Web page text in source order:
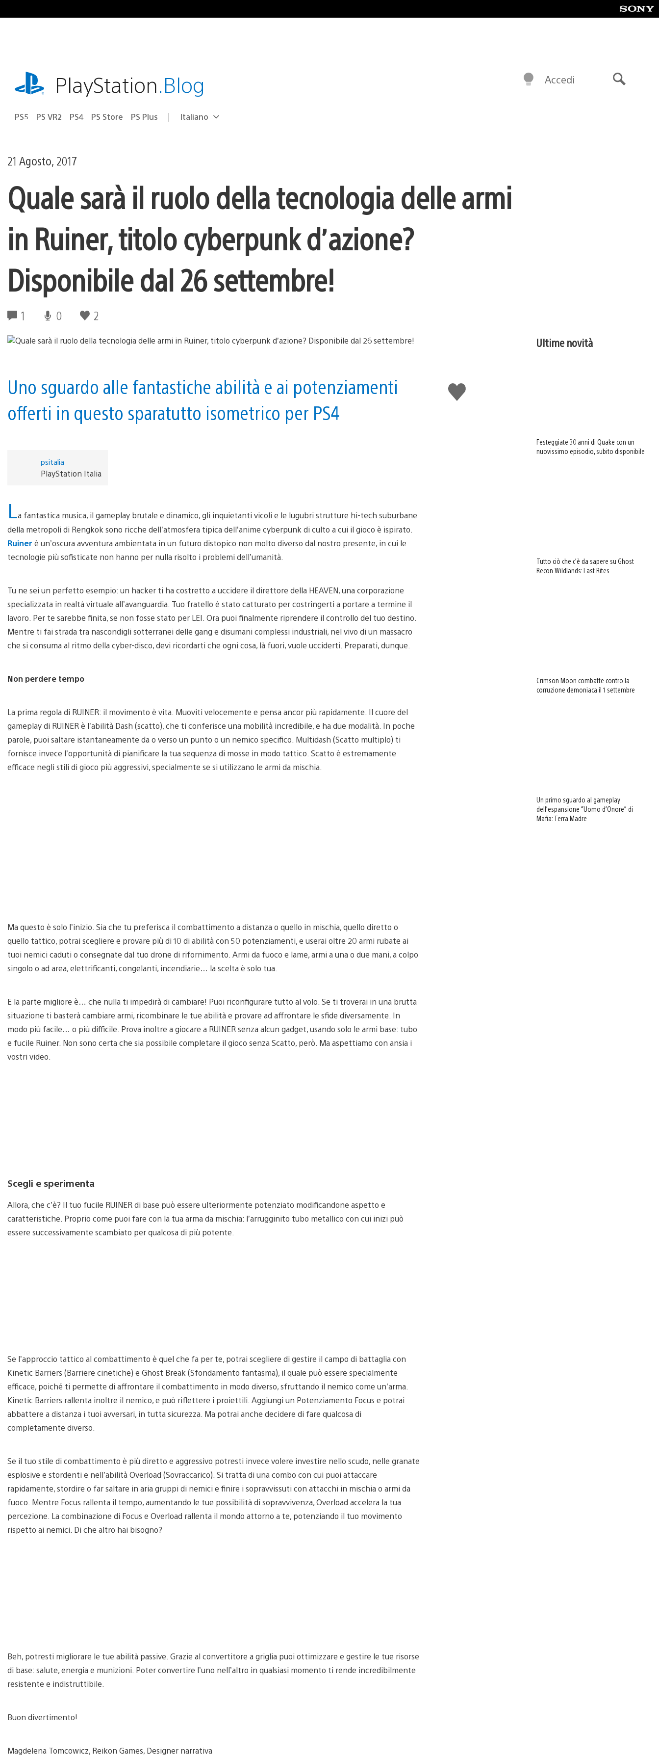
al
playstation.comPlayStation.Blog
PS5 PS VR2 PS4 PS Store PS Plus Seleziona
Regione
Italiano
Accedi
21 Agosto, 2017
Quale sarà il ruolo della tecnologia delle armi
in Ruiner, titolo cyberpunk d’azione?
Disponibile dal 26 settembre!
1 0 2
Mi
piace
Uno sguardo alle fantastiche abilità e ai potenziamenti
offerti in questo sparatutto isometrico per PS4
psitalia
PlayStation Italia
La fantastica musica, il gameplay brutale e dinamico, gli inquietanti vicoli e le lugubri strutture hi-tech suburbane
della metropoli di Rengkok sono ricche dell’atmosfera tipica dell’anime cyberpunk di culto a cui il gioco è ispirato.
Ruiner è un’oscura avventura ambientata in un futuro distopico non molto diverso dal nostro presente, in cui le
tecnologie più sofisticate non hanno per nulla risolto i problemi dell’umanità.
Tu ne sei un perfetto esempio: un hacker ti ha costretto a uccidere il direttore della HEAVEN, una corporazione
specializzata in realtà virtuale all’avanguardia. Tuo fratello è stato catturato per costringerti a portare a termine il
lavoro. Per te sarebbe finita, se non fosse stato per LEI. Ora puoi finalmente riprendere il controllo del tuo destino.
Mentre ti fai strada tra nascondigli sotterranei delle gang e disumani complessi industriali, nel vivo di un massacro
che si consuma al ritmo della cyber-disco, devi ricordarti che ogni cosa, là fuori, vuole ucciderti. Preparati, dunque.
Non perdere tempo
La prima regola di RUINER: il movimento è vita. Muoviti velocemente e pensa ancor più rapidamente. Il cuore del
gameplay di RUINER è l’abilità Dash (scatto), che ti conferisce una mobilità incredibile, e ha due modalità. In poche
parole, puoi saltare istantaneamente da o verso un punto o un nemico specifico. Multidash (Scatto multiplo) ti
fornisce invece l’opportunità di pianificare la tua sequenza di mosse in modo tattico. Scatto è estremamente
efficace negli stili di gioco più aggressivi, specialmente se si utilizzano le armi da mischia.
Ma questo è solo l’inizio. Sia che tu preferisca il combattimento a distanza o quello in mischia, quello diretto o
quello tattico, potrai scegliere e provare più di 10 di abilità con 50 potenziamenti, e userai oltre 20 armi rubate ai
tuoi nemici caduti o consegnate dal tuo drone di rifornimento. Armi da fuoco e lame, armi a una o due mani, a colpo
singolo o ad area, elettrificanti, congelanti, incendiarie… la scelta è solo tua.
E la parte migliore è… che nulla ti impedirà di cambiare! Puoi riconfigurare tutto al volo. Se ti troverai in una brutta
situazione ti basterà cambiare armi, ricombinare le tue abilità e provare ad affrontare le sfide diversamente. In
modo più facile… o più difficile. Prova inoltre a giocare a RUINER senza alcun gadget, usando solo le armi base: tubo
e fucile Ruiner. Non sono certa che sia possibile completare il gioco senza Scatto, però. Ma aspettiamo con ansia i
vostri video.
Scegli e sperimenta
Allora, che c’è? Il tuo fucile RUINER di base può essere ulteriormente potenziato modificandone aspetto e
caratteristiche. Proprio come puoi fare con la tua arma da mischia: l’arrugginito tubo metallico con cui inizi può
essere successivamente scambiato per qualcosa di più potente.
Se l’approccio tattico al combattimento è quel che fa per te, potrai scegliere di gestire il campo di battaglia con
Kinetic Barriers (Barriere cinetiche) e Ghost Break (Sfondamento fantasma), il quale può essere specialmente
efficace, poiché ti permette di affrontare il combattimento in modo diverso, sfruttando il nemico come un’arma.
Kinetic Barriers rallenta inoltre il nemico, e può riflettere i proiettili. Aggiungi un Potenziamento Focus e potrai
abbattere a distanza i tuoi avversari, in tutta sicurezza. Ma potrai anche decidere di fare qualcosa di
completamente diverso.
Se il tuo stile di combattimento è più diretto e aggressivo potresti invece volere investire nello scudo, nelle granate
esplosive e stordenti e nell’abilità Overload (Sovraccarico). Si tratta di una combo con cui puoi attaccare
rapidamente, stordire o far saltare in aria gruppi di nemici e finire i sopravvissuti con attacchi in mischia o armi da
fuoco. Mentre Focus rallenta il tempo, aumentando le tue possibilità di sopravvivenza, Overload accelera la tua
percezione. La combinazione di Focus e Overload rallenta il mondo attorno a te, potenziando il tuo movimento
rispetto ai nemici. Di che altro hai bisogno?
Beh, potresti migliorare le tue abilità passive. Grazie al convertitore a griglia puoi ottimizzare e gestire le tue risorse
di base: salute, energia e munizioni. Poter convertire l’uno nell’altro in qualsiasi momento ti rende incredibilmente
resistente e indistruttibile.
Buon divertimento!
Magdelena Tomcowicz, Reikon Games, Designer narrativa
Ultime novità
Festeggiate 30 anni di Quake con un
nuovissimo episodio, subito disponibile
Tutto ciò che c’è da sapere su Ghost
Recon Wildlands: Last Rites
Crimson Moon combatte contro la
corruzione demoniaca il 1 settembre
Un primo sguardo al gameplay
dell’espansione “Uomo d’Onore” di
Mafia: Terra Madre